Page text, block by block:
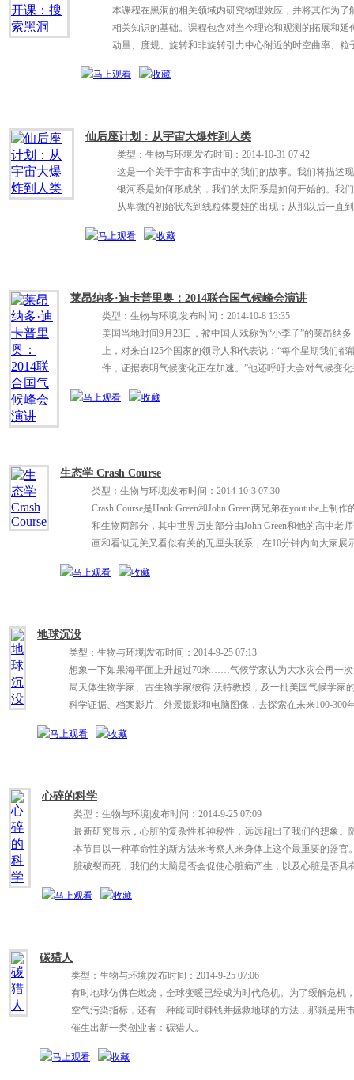
本课程在黑洞的相关领域内研究物理效应，并将其作为
相关知识的基础。课程包含对当今理论和观测的拓展和
动量、度规、旋转和非旋转引力中心附近的时空曲率、
仙后座计划：从宇宙大爆炸到人类
类型：生物与环境发布时间：2014-10-31 07:42
这是一个关于宇宙和宇宙中的我们的故事。我们将描述
银河系是如何形成的，我们的太阳系是如何开始的。我
从卑微的初始状态到线粒体夏娃的出现；从那以后一直
莱昂纳多·迪卡普里奥：2014联合国气候峰会演讲
类型：生物与环境发布时间：2014-10-8 13:35
美国当地时间9月23日，被中国人戏称为“小李子”的莱昂纳
上，对来自125个国家的领导人和代表说：“每个星期我们都
件，证据表明气候变化正在加速。”他还呼吁大会对气候变
济的名义得到便利，他们不值得花我们纳税人的钱，只配得
生态学 Crash Course
类型：生物与环境发布时间：2014-10-3 07:30
Crash Course是Hank Green和John Green两兄弟在youtube上制
和生物两部分，其中世界历史部分由John Green和他的高中老
画和看似无关又看似有关的无厘头联系，在10分钟内向大家展
地球沉没
类型：生物与环境发布时间：2014-9-25 07:13
想象一下如果海平面上升超过70米……气候学家认为大水灾会再一
局天体生物学家、古生物学家彼得.沃特教授，及一批美国气候学家
科学证据、档案影片、外景摄影和电脑图像，去探索在未来100-300
心碎的科学
类型：生物与环境发布时间：2014-9-25 07:09
最新研究显示，心脏的复杂性和神秘性，远远超出了我们的想象。
本节目以一种革命性的新方法来考察人来身体上这个最重要的器官
脏破裂而死，我们的大脑是否会促使心脏病产生，以及心脏是否具
碳猎人
类型：生物与环境发布时间：2014-9-25 07:06
有时地球仿佛在燃烧，全球变暖已经成为时代危机。为了缓解危机
空气污染指标，还有一种能同时赚钱并拯救地球的方法，那就是用
催生出新一类创业者：碳猎人。